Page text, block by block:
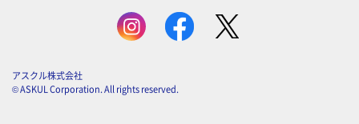
アスクル株式会社
© ASKUL Corporation. All rights reserved.